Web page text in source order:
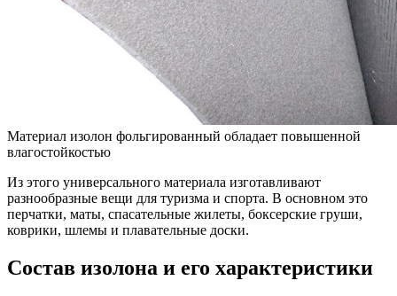
Материал изолон фольгированный обладает повышенной
влагостойкостью
Из этого универсального материала изготавливают
разнообразные вещи для туризма и спорта. В основном это
перчатки, маты, спасательные жилеты, боксерские груши,
коврики, шлемы и плавательные доски.
Состав изолона и его характеристики